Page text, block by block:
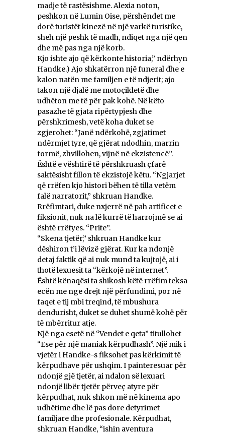
madje të rastësishme. Alexia noton,
peshkon në Lumin Oise, përshëndet me
dorë turistët kinezë në një varkë turistike,
sheh një peshk të madh, ndiqet nga një qen
dhe më pas nga një korb.
Kjo ishte ajo që kërkonte historia,” ndërhyn
Handke.) Ajo shkatërron një funeral dhe e
kalon natën me familjen e të ndjerit; ajo
takon një djalë me motoçikletë dhe
udhëton me të për pak kohë. Në këto
pasazhe të gjata ripërtypjesh dhe
përshkrimesh, vetë koha duket se
zgjerohet: “Janë ndërkohë, zgjatimet
ndërmjet tyre, që gjërat ndodhin, marrin
formë, zhvillohen, vijnë në ekzistencë”.
Është e vështirë të përshkruash çfarë
saktësisht fillon të ekzistojë këtu. “Ngjarjet
që rrëfen kjo histori bëhen të tilla vetëm
falë narratorit,” shkruan Handke.
Rrëfimtari, duke nxjerrë në pah artificet e
fiksionit, nuk na lë kurrë të harrojmë se ai
është rrëfyes. “Prite”.
“Skena tjetër,” shkruan Handke kur
dëshiron t’i lëvizë gjërat. Kur ka ndonjë
detaj faktik që ai nuk mund ta kujtojë, ai i
thotë lexuesit ta “kërkojë në internet”.
Është kënaqësi ta shikosh këtë rrëfim teksa
ecën me nge drejt një përfundimi, por në
faqet e tij mbi treqind, të mbushura
dendurisht, duket se duhet shumë kohë për
të mbërritur atje.
Një nga esetë në “Vendet e qeta” titullohet
“Ese për një maniak kërpudhash”. Një mik i
vjetër i Handke-s fiksohet pas kërkimit të
kërpudhave për ushqim. I painteresuar për
ndonjë gjë tjetër, ai ndalon së lexuari
ndonjë libër tjetër përveç atyre për
kërpudhat, nuk shkon më në kinema apo
udhëtime dhe lë pas dore detyrimet
familjare dhe profesionale. Kërpudhat,
shkruan Handke, “ishin aventura